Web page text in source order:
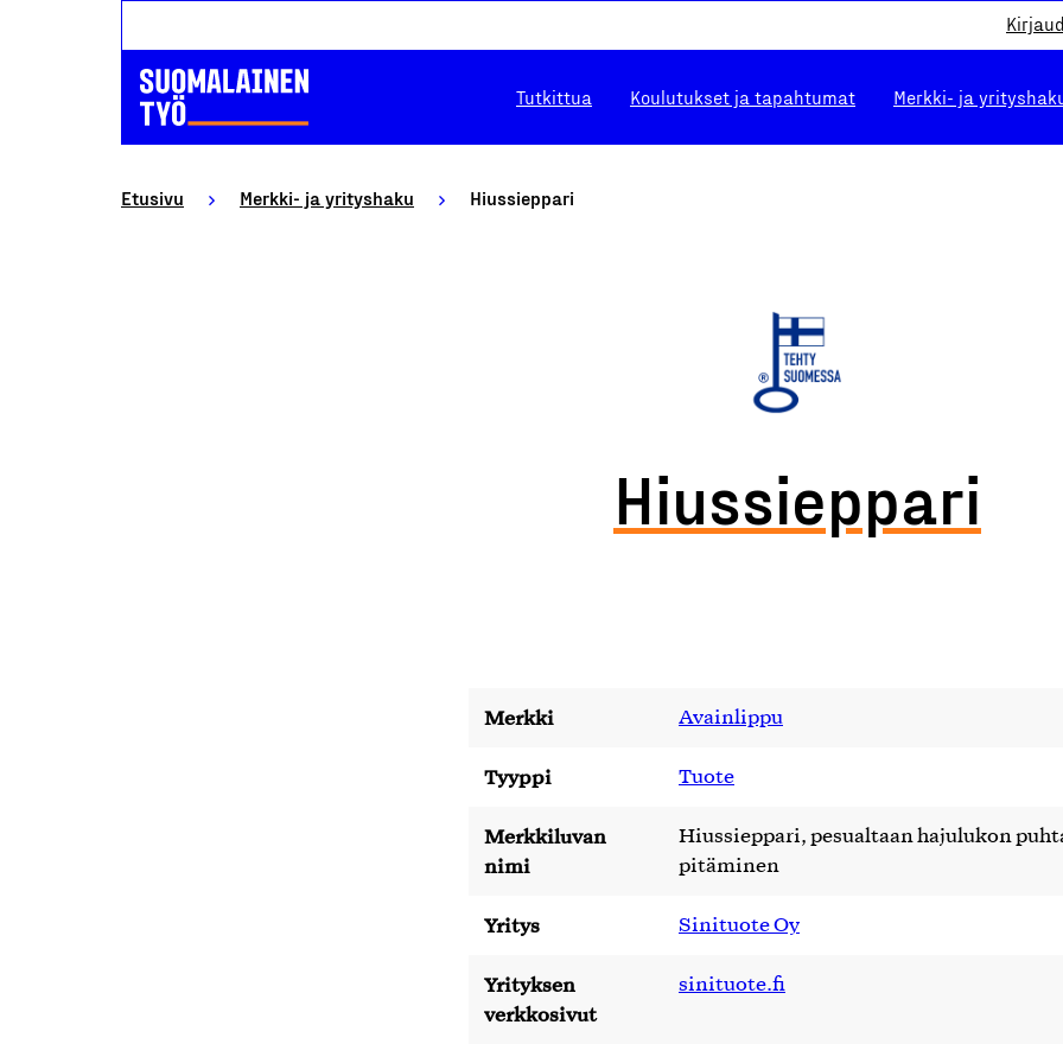
Tutkittua Koulutukset ja tapahtumat Merkki- ja
Etusivu Merkki- ja yrityshaku Hiussieppari
Hiussieppari
Merkki Avainlippu
Tyyppi Tuote
Merkkiluvan
nimi
Hiussieppari, pesualtaan hajulukon
pitäminen
Yritys Sinituote Oy
Yrityksen
verkkosivut
sinituote.fi